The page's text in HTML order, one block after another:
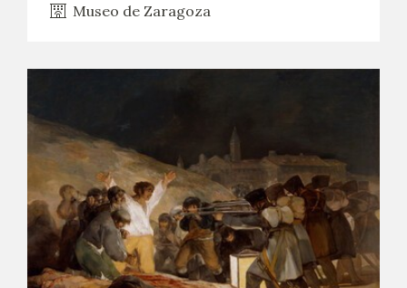
Museo de Zaragoza